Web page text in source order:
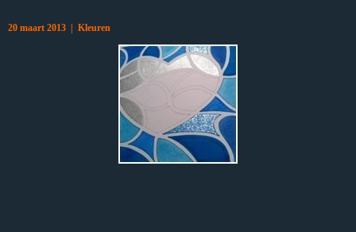
20 maart 2013 | Kleuren